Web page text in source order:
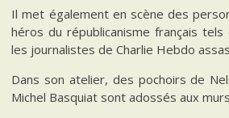
Il met également en scène des
héros du républicanisme français
les journalistes de Charlie Hebdo
Dans son atelier, des pochoirs de
Michel Basquiat sont adossés aux